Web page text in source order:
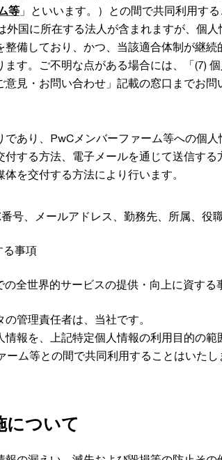
等 」といいます。）との間で共同利用す
外国に所在する法人が含まれますが、個人
備しており、かつ、当該適合体制が継続
す。ご不明な点がある場合には、「(7)
見・お問い合わせ」記載の窓口までお問
あり、PwCメンバーファーム等への個人
する方法、電子メールを通じて送信する
を交付する方法により行います。
号、メールアドレス、勤務先、所属、役
る事項
全世界的サービスの提供・向上に資する
管理責任者は、当社です。
報を、上記特定個人情報の利用目的の範
ーム等との間で共同利用することはいたし
について